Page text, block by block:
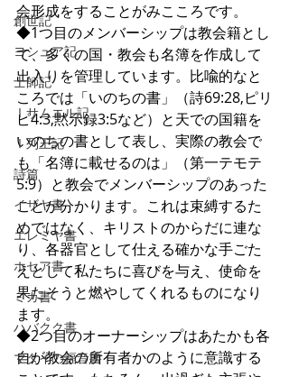
創世記
ヨシュア記
士師記
Ⅰサムエル記
Ⅰ列王記
詩篇
イザヤ書
エレミヤ書
ホセア書
ミカ書
ハバクク書
マタイの福音書
会形成をすることがみこころです。
◆1つ目のメンバーシップは教会籍とし
て、多くの国・教会も名簿を作成して
出入りを管理しています。比喩的なと
ころでは「いのちの書」（詩69:28,ピリ
ピ4:3,黙示録3:5など）と天での国籍を
いのちの書として表し、実際の教会で
も「名簿に載せるのは」（第一テモテ
5:9）と教会でメンバーシップのあった
ことが分かります。これは束縛するた
めではなく、キリストのからだに連な
り、各器官として仕える確かな手ごた
えとして私たちに喜びを与え、使命を
果たそうと燃やしてくれるものになり
ます。
◆2つ目のオーナーシップはあたかも各
自が教会の所有者かのように意識する